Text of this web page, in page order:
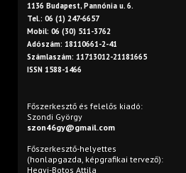
1136 Budapest, Pannónia u. 6.
Tel.: 06 (1) 247-6657
Mobil: 06 (30) 511-3762
Adószám: 18110661-2-41
Számlaszám: 11713012-21181665
ISSN 1588-1466
Főszerkesztő és felelős kiadó:
Szondi György
szon46gy@gmail.com
Főszerkesztő-helyettes
(honlapgazda, képgrafikai tervező):
Hegyi-Botos Attila